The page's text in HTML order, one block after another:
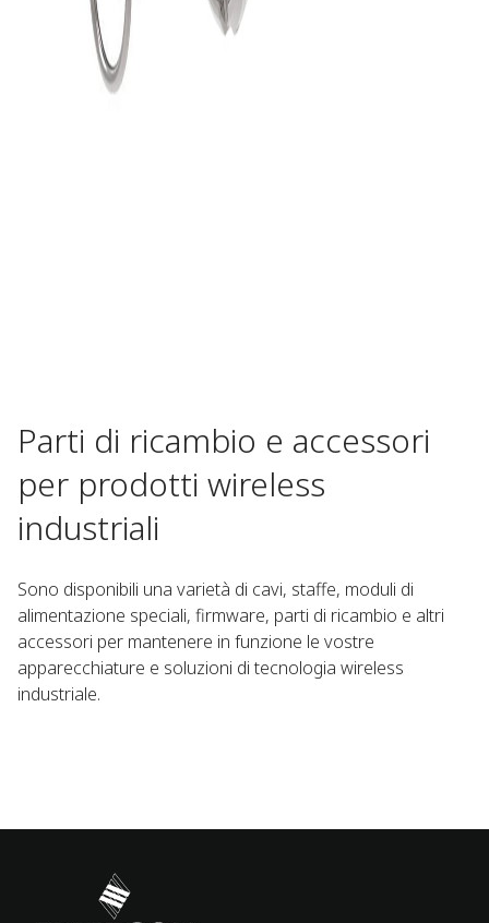
Parti di ricambio e accessori
per prodotti wireless
industriali​ ​
Sono disponibili una varietà di cavi, staffe, moduli di
alimentazione speciali, firmware, parti di ricambio e altri
accessori per mantenere in funzione le vostre
apparecchiature e soluzioni di tecnologia wireless
industriale.​